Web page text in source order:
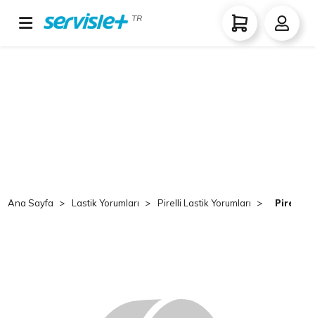
TR
Ana Sayfa Lastik Yorumları Pirelli Lastik Yorumları Pirelli